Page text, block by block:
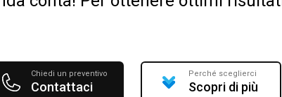
Chiedi un preventivo
Contattaci
Perché sceglierci
Scopri di più